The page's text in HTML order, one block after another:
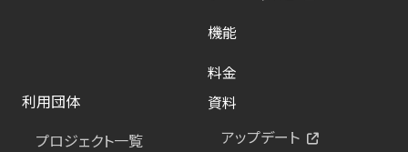
機能
料金
利用団体
プロジェクト一覧
資料
アップデート